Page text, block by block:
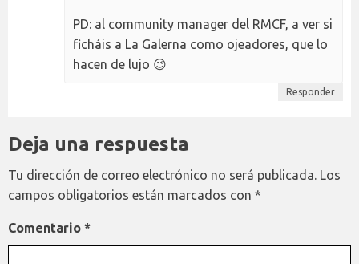
PD: al community manager del RMCF, a ver si
ficháis a La Galerna como ojeadores, que lo
hacen de lujo 😉
Responder
Deja una respuesta
Tu dirección de correo electrónico no será publicada. Los
campos obligatorios están marcados con *
Comentario *